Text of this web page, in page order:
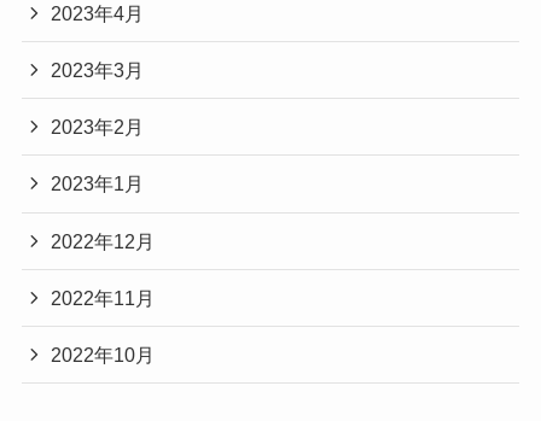
2023年4月
2023年3月
2023年2月
2023年1月
2022年12月
2022年11月
2022年10月